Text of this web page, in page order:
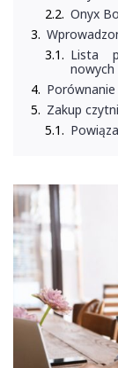
Onyx
Lista
nowych
Porównanie
Zakup